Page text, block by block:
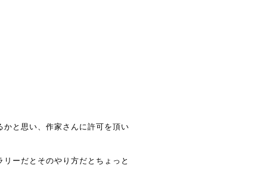
と思い、作家さんに許可を頂い
ーだとそのやり方だとちょっと